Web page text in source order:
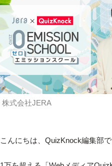
株式会社JERA
こんにちは、QuizKnock編集部